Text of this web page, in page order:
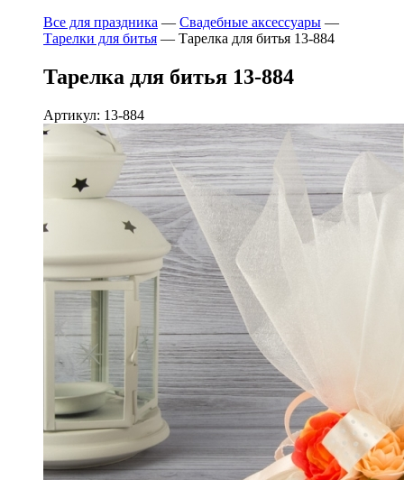
Все для праздника — Свадебные аксессуары —
Тарелки для битья — Тарелка для битья 13-884
Тарелка для битья 13-884
Артикул: 13-884